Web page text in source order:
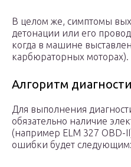
В целом же, симптомы
детонации или его
когда в машине
карбюраторных моторах).
Алгоритм
Для выполнения
обязательно наличие
(например ELM 327 OBD-
ошибки будет следующим: